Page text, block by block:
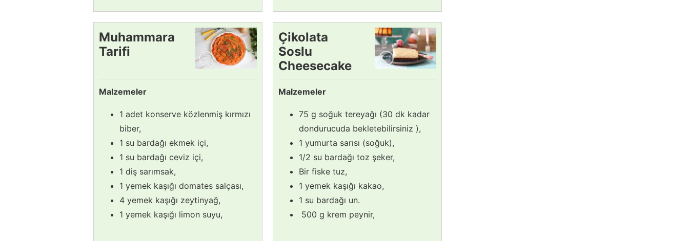
Muhammara
Tarifi
Malzemeler
1 adet konserve közlenmiş kırmızı
biber,
1 su bardağı ekmek içi,
1 su bardağı ceviz içi,
1 diş sarımsak,
1 yemek kaşığı domates salçası,
4 yemek kaşığı zeytinyağ,
1 yemek kaşığı limon suyu,
Çikolata
Soslu
Cheesecake
Tarifi
Malzemeler
75 g soğuk tereyağı (30 dk kadar
dondurucuda bekletebilirsiniz ),
1 yumurta sarısı (soğuk),
1/2 su bardağı toz şeker,
Bir fiske tuz,
1 yemek kaşığı kakao,
1 su bardağı un.
500 g krem peynir,